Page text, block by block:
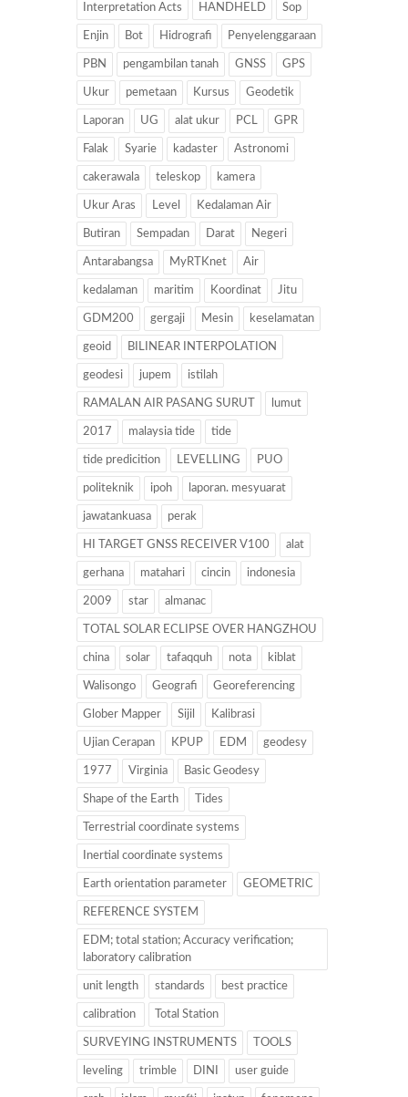
Interpretation Acts HANDHELD Sop
Enjin Bot Hidrografi Penyelenggaraan
PBN pengambilan tanah GNSS GPS
Ukur pemetaan Kursus Geodetik
Laporan UG alat ukur PCL GPR
Falak Syarie kadaster Astronomi
cakerawala teleskop kamera
Ukur Aras Level Kedalaman Air
Butiran Sempadan Darat Negeri
Antarabangsa MyRTKnet Air
kedalaman maritim Koordinat Jitu
GDM200 gergaji Mesin keselamatan
geoid BILINEAR INTERPOLATION
geodesi jupem istilah
RAMALAN AIR PASANG SURUT lumut
2017 malaysia tide tide
tide predicition LEVELLING PUO
politeknik ipoh laporan. mesyuarat
jawatankuasa perak
HI TARGET GNSS RECEIVER V100 alat
gerhana matahari cincin indonesia
2009 star almanac
TOTAL SOLAR ECLIPSE OVER HANGZHOU
china solar tafaqquh nota kiblat
Walisongo Geografi Georeferencing
Glober Mapper Sijil Kalibrasi
Ujian Cerapan KPUP EDM geodesy
1977 Virginia Basic Geodesy
Shape of the Earth Tides
Terrestrial coordinate systems
Inertial coordinate systems
Earth orientation parameter GEOMETRIC
REFERENCE SYSTEM
EDM; total station; Accuracy verification;
laboratory calibration
unit length standards best practice
calibration Total Station
SURVEYING INSTRUMENTS TOOLS
leveling trimble DINI user guide